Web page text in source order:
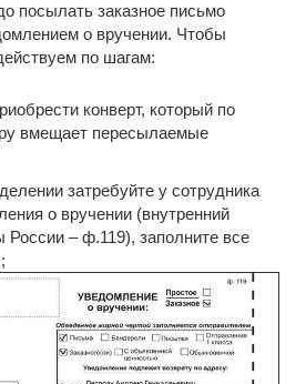
посылать заказное письмо
о вручении. Чтобы
по шагам:
конверт, который по
вмещает пересылаемые
затребуйте у сотрудника
о вручении (внутренний
– ф.119), заполните все